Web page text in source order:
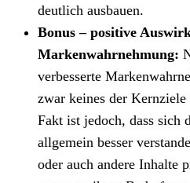
deutlich ausbauen.
Bonus – positive
Markenwahrnehmung:
verbesserte
zwar keines der
Fakt ist jedoch, dass sich
allgemein besser
oder auch andere Inhalte